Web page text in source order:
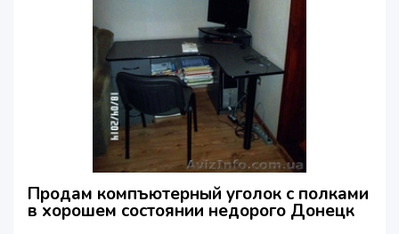
Продам компъютерный уголок с полками
в хорошем состоянии недорого Донецк